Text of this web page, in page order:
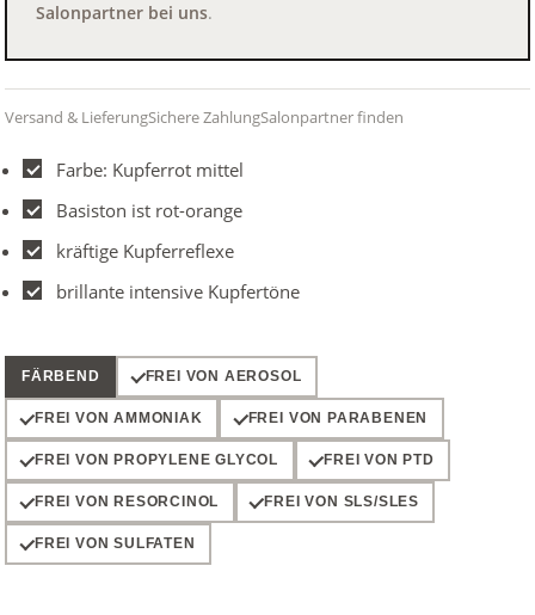
Salonpartner bei uns.
Versand & LieferungSichere ZahlungSalonpartner finden
Farbe: Kupferrot mittel
Basiston ist rot-orange
kräftige Kupferreflexe
brillante intensive Kupfertöne
FÄRBEND FREI VON AEROSOL
FREI VON AMMONIAK FREI VON PARABENEN
FREI VON PROPYLENE GLYCOL FREI VON PTD
FREI VON RESORCINOL FREI VON SLS/SLES
FREI VON SULFATEN